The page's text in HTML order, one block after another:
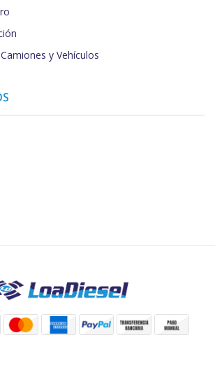
y Vehículos